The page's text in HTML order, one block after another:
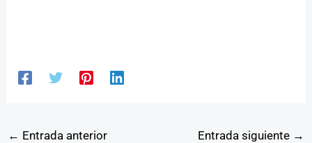
← Entrada anterior Entrada siguiente →